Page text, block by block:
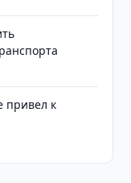
привел к